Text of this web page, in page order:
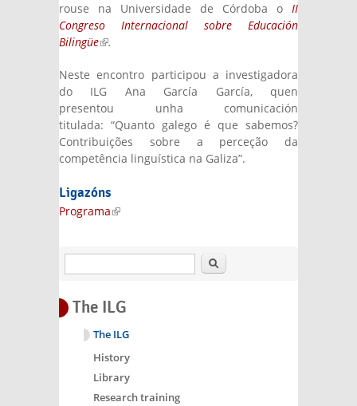
rouse na Universidade de Córdoba o II
Congreso Internacional sobre Educación
Bilingüe(link is external)
.
Neste encontro participou a investigadora
do ILG Ana García García, quen
presentou unha comunicación
titulada: “Quanto galego é que sabemos?
Contribuições sobre a perceção da
competência linguística na Galiza”.
Ligazóns
Programa(link is external)
Search
The ILG
The ILG
History
Library
Research training